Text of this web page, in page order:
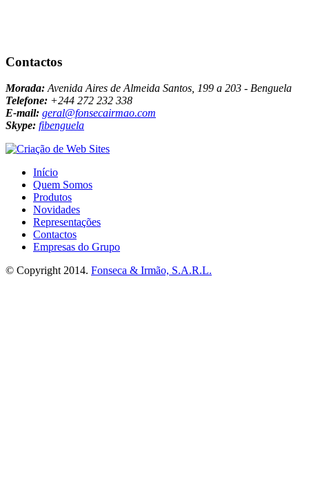
Contactos
Morada: Avenida Aires de Almeida Santos, 199 a 203 - Benguela
Telefone: +244 272 232 338
E-mail: geral@fonsecairmao.com
Skype: fibenguela
Início
Quem Somos
Produtos
Novidades
Representações
Contactos
Empresas do Grupo
© Copyright 2014. Fonseca & Irmão, S.A.R.L.